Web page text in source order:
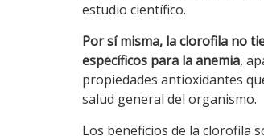
estudio científico.
Por sí misma, la clorofila no
específicos para la anemia,
propiedades antioxidantes
salud general del organismo.
Los beneficios de la clorofila